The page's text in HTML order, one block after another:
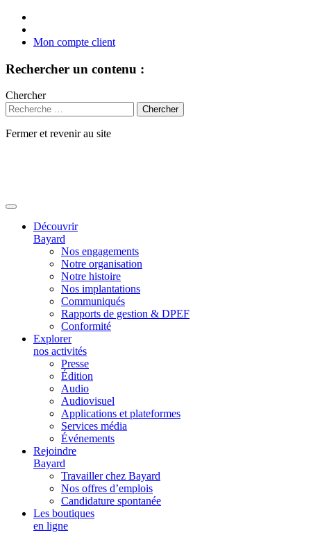
Mon compte client
Rechercher un contenu :
Chercher
Fermer et revenir au site
Découvrir
Bayard
Nos engagements
Notre organisation
Notre histoire
Nos implantations
Communiqués
Rapports de gestion & DPEF
Conformité
Explorer
nos activités
Presse
Édition
Audio
Audiovisuel
Applications et plateformes
Services média
Événements
Rejoindre
Bayard
Travailler chez Bayard
Nos offres d’emplois
Candidature spontanée
Les boutiques
en ligne